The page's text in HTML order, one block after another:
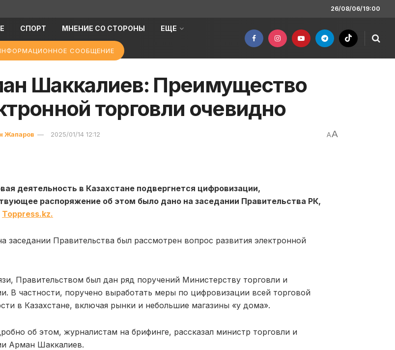
26/08/06/19:00
СПОРТ МНЕНИЕ СО СТОРОНЫ ЕЩЕ
СООБЩЕНИЕ
Шаккалиев: Преимущество
торговли очевидно
Жапаров 2025/01/14 12:12 AA
деятельность в Казахстане подвергнется цифровизации,
распоряжение об этом было дано на заседании Правительства РК,
Toppress.kz.
заседании Правительства был рассмотрен вопрос развития электронной
Правительством был дан ряд поручений Министерству торговли и
В частности, поручено выработать меры по цифровизации всей торговой
в Казахстане, включая рынки и небольшие магазины «у дома».
об этом, журналистам на брифинге, рассказал министр торговли и
Арман Шаккалиев.